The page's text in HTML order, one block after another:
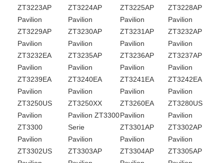
ZT3223AP
ZT3224AP
ZT3225AP
ZT3228AP
Pavilion
ZT3229AP
Pavilion
ZT3230AP
Pavilion
ZT3231AP
Pavilion
ZT3232AP
Pavilion
ZT3232EA
Pavilion
ZT3235AP
Pavilion
ZT3236AP
Pavilion
ZT3237AP
Pavilion
ZT3239EA
Pavilion
ZT3240EA
Pavilion
ZT3241EA
Pavilion
ZT3242EA
Pavilion
ZT3250US
Pavilion
ZT3250XX
Pavilion
ZT3260EA
Pavilion
ZT3280US
Pavilion
ZT3300
Pavilion ZT3300
Serie
Pavilion
ZT3301AP
Pavilion
ZT3302AP
Pavilion
ZT3302US
Pavilion
ZT3303AP
Pavilion
ZT3304AP
Pavilion
ZT3305AP